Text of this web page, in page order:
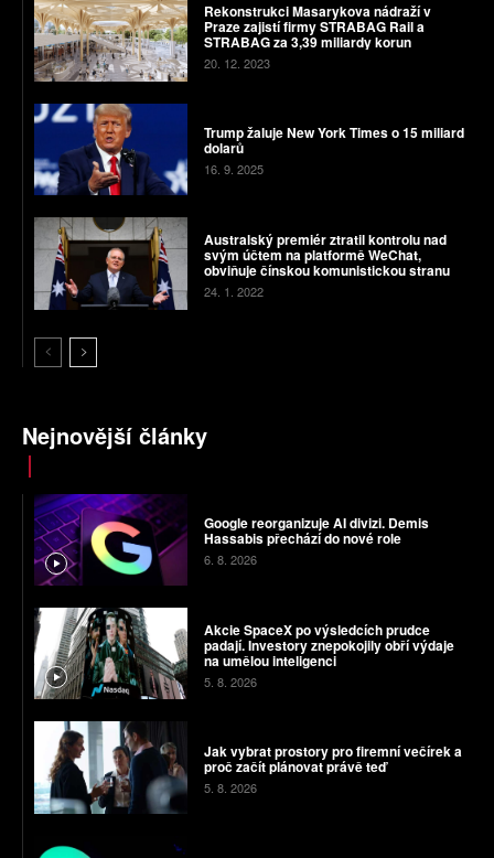
Rekonstrukci Masarykova nádraží v
Praze zajistí firmy STRABAG Rail a
STRABAG za 3,39 miliardy korun
20. 12. 2023
Trump žaluje New York Times o 15 miliard
dolarů
16. 9. 2025
Australský premiér ztratil kontrolu nad
svým účtem na platformě WeChat,
obviňuje čínskou komunistickou stranu
24. 1. 2022
Nejnovější články
Google reorganizuje AI divizi. Demis
Hassabis přechází do nové role
6. 8. 2026
Akcie SpaceX po výsledcích prudce
padají. Investory znepokojily obří výdaje
na umělou inteligenci
5. 8. 2026
Jak vybrat prostory pro firemní večírek a
proč začít plánovat právě teď
5. 8. 2026